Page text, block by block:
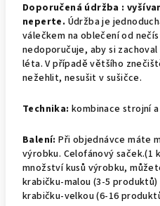
Doporučená údržba : v
neperte. Údržba je
válečkem na oblečení od
nedoporučuje, aby si
léta. V případě většího
nežehlit, nesušit v sušičce.
Technika: kombinace strojní
Balení:Při objednávce máte
výrobku. Celofánový saček.(1
množství kusů výrobku,
krabičku-malou (3-5 produktů)
krabičku-velkou (6-16